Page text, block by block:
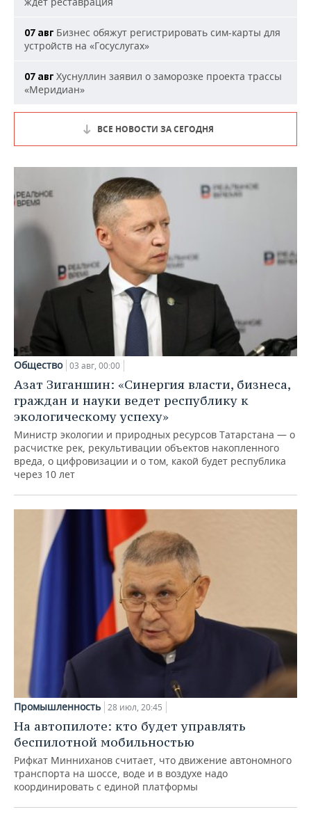
07 авг Бизнес обяжут регистрировать сим-карты для
устройств на «Госуслугах»
07 авг Хуснуллин заявил о заморозке проекта трассы
«Меридиан»
ВСЕ НОВОСТИ ЗА СЕГОДНЯ
Общество 03 авг, 00:00
Азат Зиганшин: «Синергия власти, бизнеса,
граждан и науки ведет республику к
экологическому успеху»
Министр экологии и природных ресурсов Татарстана — о
расчистке рек, рекультивации объектов накопленного
вреда, о цифровизации и о том, какой будет республика
через 10 лет
Промышленность 28 июл, 20:45
На автопилоте: кто будет управлять
беспилотной мобильностью
Рифкат Минниханов считает, что движение автономного
транспорта на шоссе, воде и в воздухе надо
координировать с единой платформы